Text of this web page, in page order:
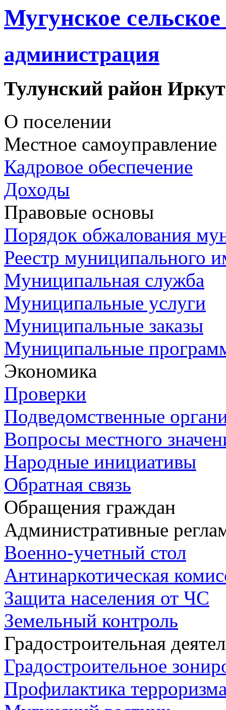
Мугунское
администрация
Тулунский район
О поселении
Местное самоуправление
Кадровое обеспечение
Доходы
Правовые основы
Порядок обжалования
Реестр муниципального
Муниципальная служба
Муниципальные услуги
Муниципальные заказы
Муниципальные
Экономика
Проверки
Подведомственные
Вопросы местного
Народные инициативы
Обратная связь
Обращения граждан
Административные
Военно-учетный стол
Антинаркотическая
Защита населения от ЧС
Земельный контроль
Градостроительная
Градостроительное
Профилактика